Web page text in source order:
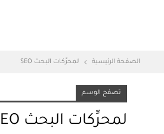
الصفحة الرئيسية لمحرِّكات البحث SEO
تصفح الوسم
لمحرِّكات البحث SEO